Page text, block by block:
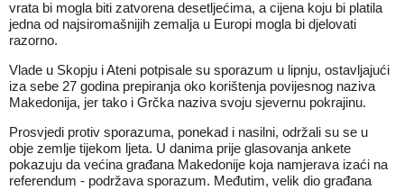
vrata bi mogla biti zatvorena desetljećima, a cijena koju bi platila
jedna od najsiromašnijih zemalja u Europi mogla bi djelovati
razorno.
Vlade u Skopju i Ateni potpisale su sporazum u lipnju, ostavljajući
iza sebe 27 godina prepiranja oko korištenja povijesnog naziva
Makedonija, jer tako i Grčka naziva svoju sjevernu pokrajinu.
Prosvjedi protiv sporazuma, ponekad i nasilni, održali su se u
obje zemlje tijekom ljeta. U danima prije glasovanja ankete
pokazuju da većina građana Makedonije koja namjerava izaći na
referendum - podržava sporazum. Međutim, velik dio građana